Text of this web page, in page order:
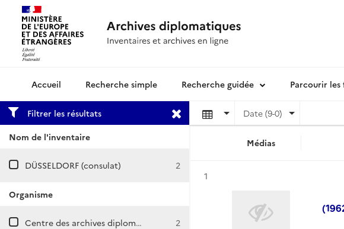
Archives diplomatiquesRecherche simple Recherche guidée Parcourir les
Filtrer les résultats
Nom de l'inventaire
DÜSSELDORF (consulat) 2
Organisme
Centre des archives diplomatiques de Nantes 2
Date (9-0)
Médias
Résultat n°
1